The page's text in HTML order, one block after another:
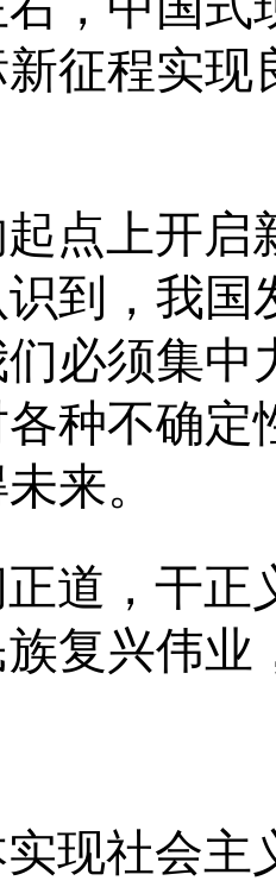
征程实现
点上开启
到，我国
必须集中
种不确
来。
道，干正
复兴伟业
现社会主